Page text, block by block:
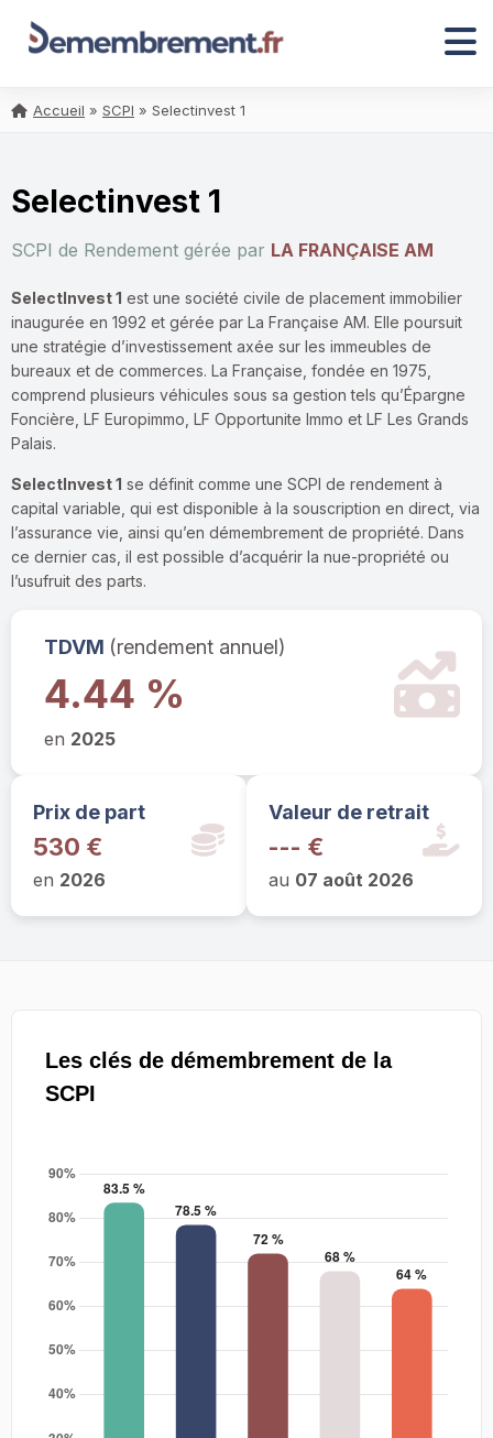
Accueil » SCPI » Selectinvest 1
Selectinvest 1
SCPI de Rendement gérée par LA FRANÇAISE AM
SelectInvest 1 est une société civile de placement immobilier
inaugurée en 1992 et gérée par La Française AM. Elle poursuit
une stratégie d’investissement axée sur les immeubles de
bureaux et de commerces. La Française, fondée en 1975,
comprend plusieurs véhicules sous sa gestion tels qu’Épargne
Foncière, LF Europimmo, LF Opportunite Immo et LF Les Grands
Palais.
SelectInvest 1 se définit comme une SCPI de rendement à
capital variable, qui est disponible à la souscription en direct, via
l’assurance vie, ainsi qu’en démembrement de propriété. Dans
ce dernier cas, il est possible d’acquérir la nue-propriété ou
l’usufruit des parts.
TDVM (rendement annuel)
4.44 %
en 2025
Prix de part
530 €
en 2026
Valeur de retrait
--- €
au 07 août 2026
Les clés de démembrement de la
SCPI